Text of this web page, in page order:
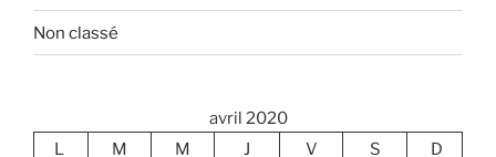
Non classé
avril 2020
L
M M J V S
D